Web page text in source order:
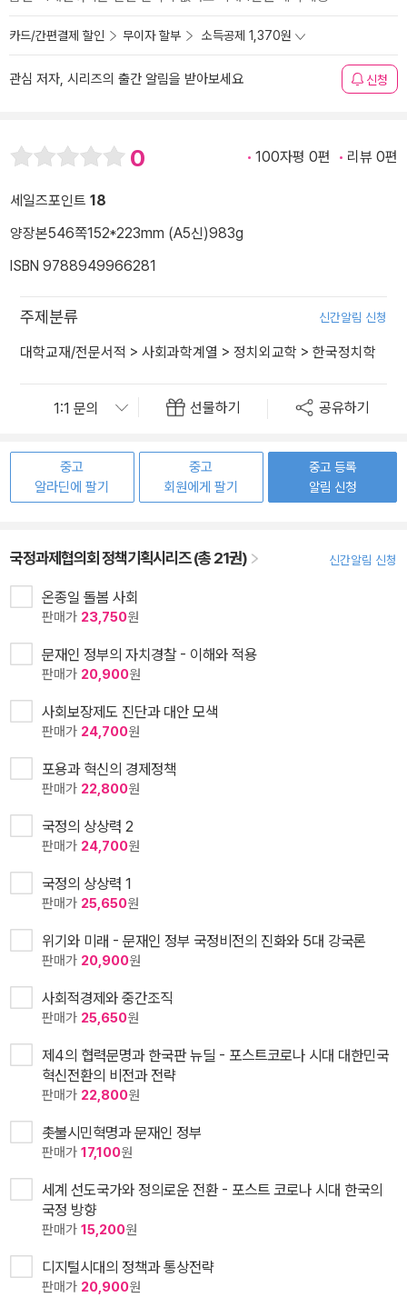
카드/간편결제 할인 무이자 할부 소득공제 1,370원
관심 저자, 시리즈의 출간 알림을 받아보세요 신청
0 100자평 0편 리뷰 0편
세일즈포인트 18
양장본546쪽152*223mm (A5신)983g
ISBN 9788949966281
주제분류 신간알림 신청
대학교재/전문서적 > 사회과학계열 > 정치외교학 > 한국정치학
선물하기 공유하기
중고
알라딘에 팔기
중고
회원에게 팔기
중고 등록
알림 신청
국정과제협의회 정책기획시리즈 (총 21권) 신간알림 신청
온종일 돌봄 사회
판매가 23,750원
문재인 정부의 자치경찰 - 이해와 적용
판매가 20,900원
사회보장제도 진단과 대안 모색
판매가 24,700원
포용과 혁신의 경제정책
판매가 22,800원
국정의 상상력 2
판매가 24,700원
국정의 상상력 1
판매가 25,650원
위기와 미래 - 문재인 정부 국정비전의 진화와 5대 강국론
판매가 20,900원
사회적경제와 중간조직
판매가 25,650원
제4의 협력문명과 한국판 뉴딜 - 포스트코로나 시대 대한민국
혁신전환의 비전과 전략
판매가 22,800원
촛불시민혁명과 문재인 정부
판매가 17,100원
세계 선도국가와 정의로운 전환 - 포스트 코로나 시대 한국의
국정 방향
판매가 15,200원
디지털시대의 정책과 통상전략
판매가 20,900원